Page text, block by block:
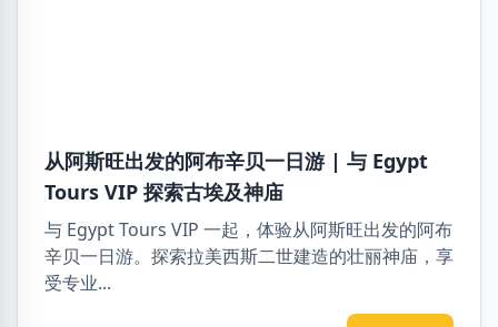
从阿斯旺出发的阿布辛贝一日游 | 与 Egypt
Tours VIP 探索古埃及神庙
与 Egypt Tours VIP 一起，体验从阿斯旺出发的阿布
辛贝一日游。探索拉美西斯二世建造的壮丽神庙，享
受专业...